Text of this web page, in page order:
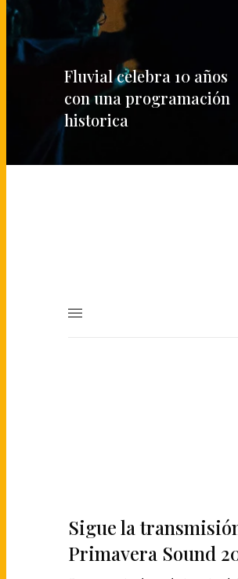
Fluvial celebra 10 años
con una programación
historica
Sigue la
Primavera Sound